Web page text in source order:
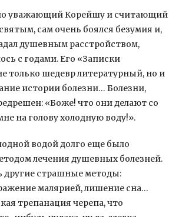
уважающий Корейшу и считающий
сам очень боялся безумия и,
душевным расстройством,
с годами. Его «Записки
только шедевр литературный, но и
истории болезни… Болезни,
«Боже! что они делают со
на голову холодную воду!».
водой долго еще было
лечения душевных болезней.
другие страшные методы:
малярией, лишение сна…
трепанация черепа, что